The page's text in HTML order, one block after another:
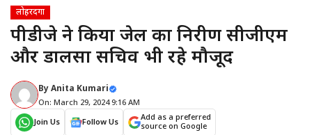
लोहरदगा
पीडीजे ने किया जेल का निरीक्षण सीजीएम
और डालसा सचिव भी रहे मौजूद
ByAnita Kumari
On: March 29, 2024 9:16 AM
Join Us
Follow Us
Add as a preferred
source on Google